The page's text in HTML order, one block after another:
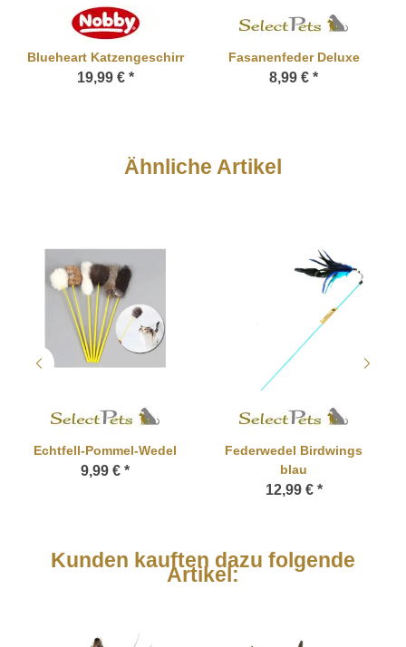
Blueheart Katzengeschirr
19,99 € *
Fasanenfeder Deluxe
8,99 € *
Ähnliche Artikel
Echtfell-Pommel-Wedel
9,99 € *
Federwedel Birdwings
blau
12,99 € *
Kunden kauften dazu folgende
Artikel: